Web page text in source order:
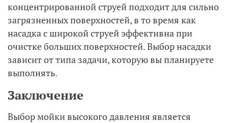
концентрированной струей подходит для сильно
загрязненных поверхностей, в то время как
насадка с широкой струей эффективна при
очистке больших поверхностей. Выбор насадки
зависит от типа задачи, которую вы планируете
выполнять.
Заключение
Выбор мойки высокого давления является